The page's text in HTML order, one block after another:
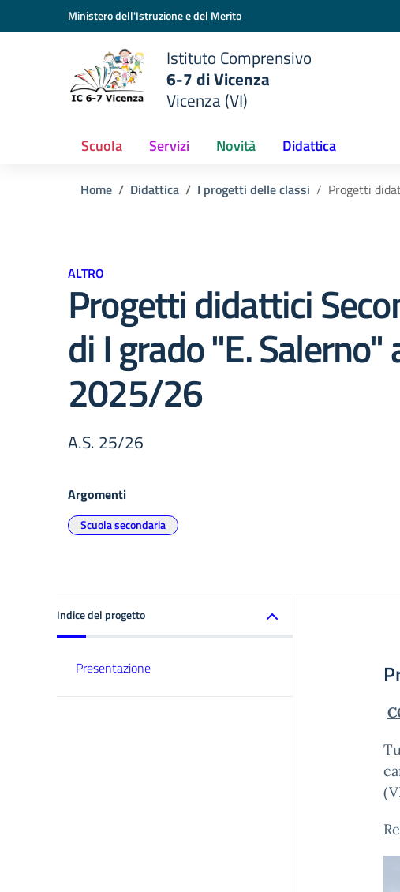
Vai ai contenuti
Vai al menu di navigazioneMinistero dell'Istruzione e del Merito
Istituto Comprensivo
6-7 di Vicenza
Vicenza (VI)
Scuola Servizi Novità Didattica
Home Didattica I progetti delle classi Progetti
ALTRO
Progetti didattici
di I grado "E. Salerno"
2025/26
A.S. 25/26
Argomenti
Scuola secondaria
Indice del progetto
Presentazione